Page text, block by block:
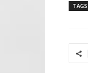
TAGS